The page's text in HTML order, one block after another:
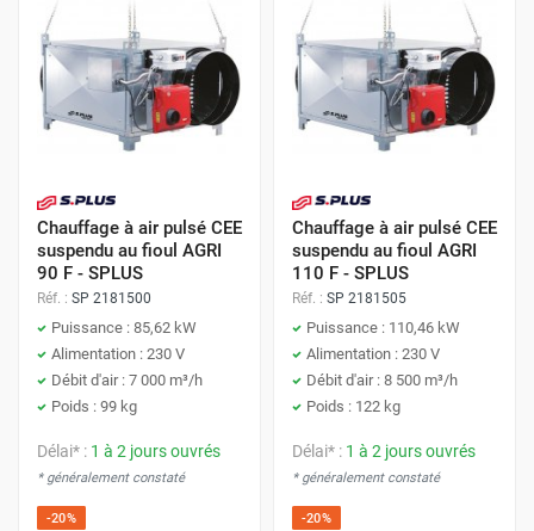
Chauffage à air pulsé CEE
suspendu au fioul AGRI
90 F - SPLUS
Réf. : SP 2181500
Puissance : 85,62 kW
Alimentation : 230 V
Débit d'air : 7 000 m³/h
Poids : 99 kg
Délai* : 1 à 2 jours ouvrés
* généralement constaté
-20%
Chauffage à air pulsé CEE
suspendu au fioul AGRI
110 F - SPLUS
Réf. : SP 2181505
Puissance : 110,46 kW
Alimentation : 230 V
Débit d'air : 8 500 m³/h
Poids : 122 kg
Délai* : 1 à 2 jours ouvrés
* généralement constaté
-20%